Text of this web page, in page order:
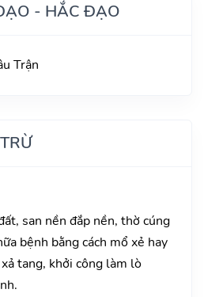
- HẮC ĐẠO
Trận
san nền đắp nền, thờ cúng
bệnh bằng cách mổ xẻ hay
tang, khởi công làm lò